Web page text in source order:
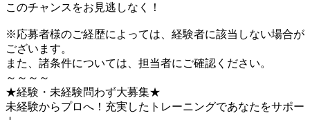
このチャンスをお見逃しなく！
※応募者様のご経歴によっては、経験者に該当しない場合が
ございます。
また、諸条件については、担当者にご確認ください。
～～～～
★経験・未経験問わず大募集★
未経験からプロへ！充実したトレーニングであなたをサポー